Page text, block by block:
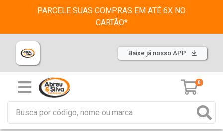
PARCELE SUAS COMPRAS EM ATÉ 6X NO
CARTÃO*
Baixe já nosso APP
0